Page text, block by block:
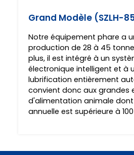
Grand Modèle (SZLH-
Notre équipement phare a
production de 28 à 45
plus, il est intégré à un
électronique intelligent et à
lubrification entièrement
convient donc aux grandes
d'alimentation animale
annuelle est supérieure à